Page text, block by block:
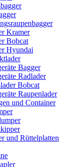
Kramer
Bobcat
Hyundai
Bagger
Radlader
Bobcat
Raupenlader
und Container
und Rüttelplatten